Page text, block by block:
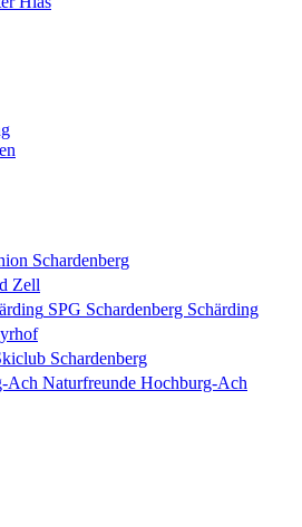
Schardenberg
Zell
SPG Schardenberg Schärding
Schardenberg
Naturfreunde Hochburg-Ach